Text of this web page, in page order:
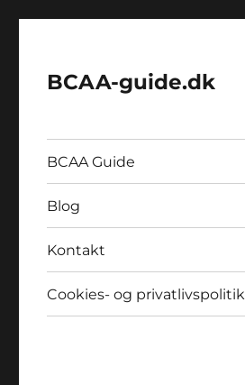
BCAA-guide.dk
BCAA Guide
Blog
Kontakt
Cookies- og privatlivspolitik